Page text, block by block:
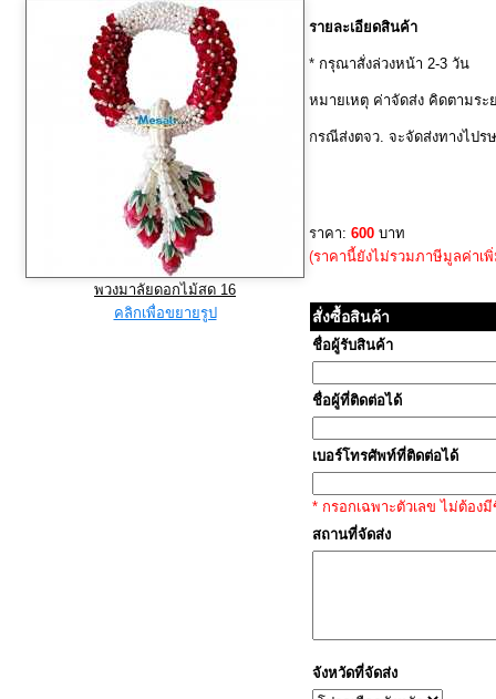
พวงมาลัยดอกไม้สด 16
คลิกเพื่อขยายรูป
รายละเอียดสินค้า
* กรุณาสั่งล่วงหน้า 2-3 วัน
หมายเหตุ ค่าจัดส่ง คิดตามระ
กรณีส่งตจว. จะจัดส่งทางไปร
ราคา: 600 บาท
(ราคานี้ยังไม่รวมภาษีมูลค่าเ
สั่งซื้อสินค้า
ชื่อผู้รับสินค้า
ชื่อผู้ที่ติดต่อได้
เบอร์โทรศัพท์ที่ติดต่อได้
* กรอกเฉพาะตัวเลข ไม่ต้อง
สถานที่จัดส่ง
จังหวัดที่จัดส่ง